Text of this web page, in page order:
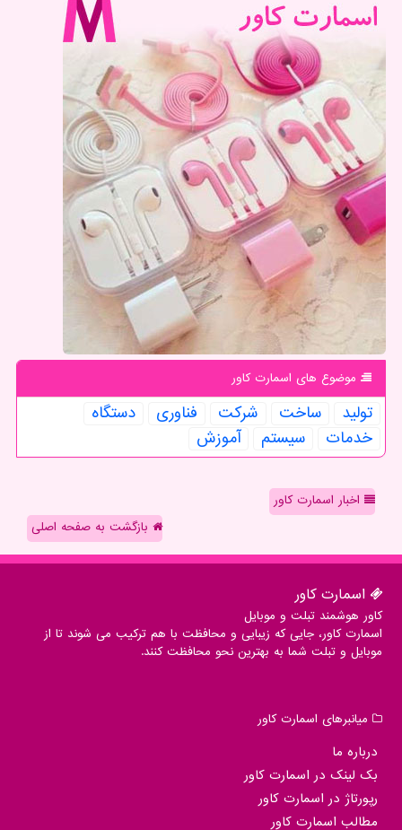
موضوع های اسمارت كاور
تولید ساخت شركت فناوری
دستگاه
خدمات
سیستم آموزش
اخبار اسمارت کاور
بازگشت به صفحه اصلی
اسمارت كاور
کاور هوشمند تبلت و موبایل
اسمارت کاور، جایی که زیبایی و محافظت با هم ترکیب می شوند تا از
موبایل و تبلت شما به بهترین نحو محافظت کنند.
میانبرهای اسمارت كاور
درباره ما
بک لینک در اسمارت كاور
رپورتاژ در اسمارت كاور
مطالب اسمارت كاور